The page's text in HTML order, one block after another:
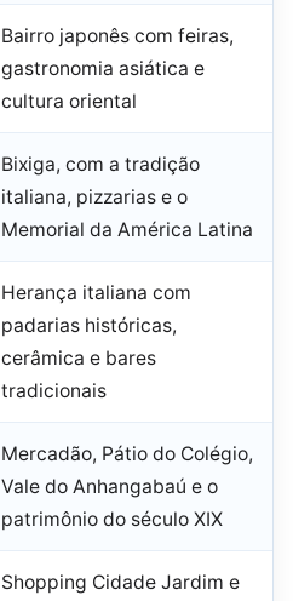
Bairro japonês com feiras,
gastronomia asiática e
cultura oriental
Bixiga, com a tradição
italiana, pizzarias e o
Memorial da América Latina
Herança italiana com
padarias históricas,
cerâmica e bares
tradicionais
Mercadão, Pátio do Colégio,
Vale do Anhangabaú e o
patrimônio do século XIX
Shopping Cidade Jardim e